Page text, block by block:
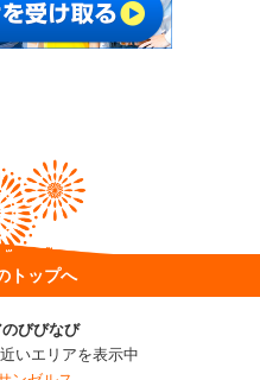
トップへ
びびなび
いエリアを表示中